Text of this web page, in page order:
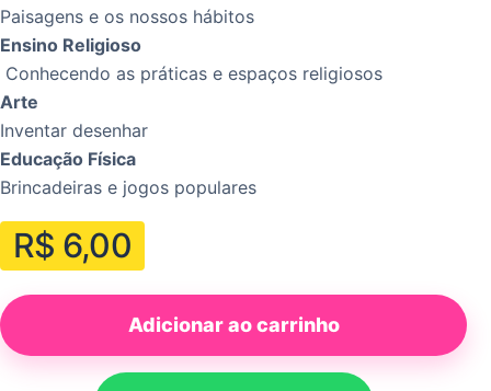
Paisagens e os nossos hábitos
Ensino Religioso
Conhecendo as práticas e espaços religiosos
Arte
Inventar desenhar
Educação Física
Brincadeiras e jogos populares
R$ 6,00
Adicionar ao carrinho